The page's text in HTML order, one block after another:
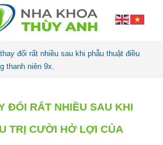
đổi rất nhiều sau khi phẫu thuật điều
thanh niên 9x.
ĐỔI RẤT NHIỀU SAU KHI
TRỊ CƯỜI HỞ LỢI CỦA